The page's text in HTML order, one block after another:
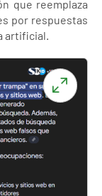
que reemplaza
por respuestas
artificial.